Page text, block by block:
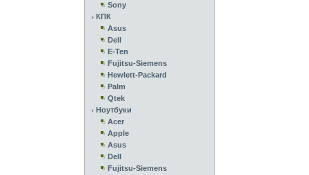
Sony
КПК
Asus
Dell
E-Ten
Fujitsu-Siemens
Hewlett-Packard
Palm
Qtek
Ноутбуки
Acer
Apple
Asus
Dell
Fujitsu-Siemens